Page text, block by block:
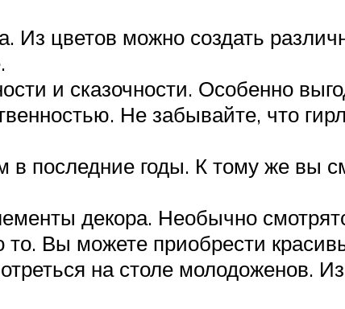
цветов можно создать
и сказочности. Особенно
Не забывайте, что
в последние годы. К тому же вы
декора. Необычно
Вы можете приобрести
на столе молодоженов.